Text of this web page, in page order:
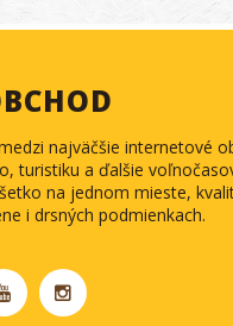
najväčšie internetové
turistiku a ďalšie
na jednom mieste,
i drsných podmienkach.